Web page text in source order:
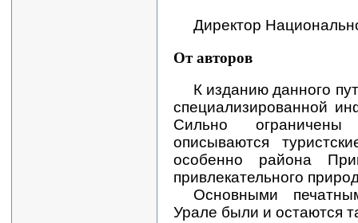
Директор
От авторов
К изданию данного
специализированной
Сильно
описываются
особенно района
привлекательного
Основными
Урале были и остаются